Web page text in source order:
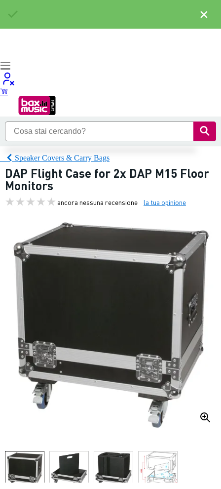
Speaker Covers & Carry Bags
DAP Flight Case for 2x DAP M15 Floor
Monitors
ancora nessuna recensione la tua opinione
×